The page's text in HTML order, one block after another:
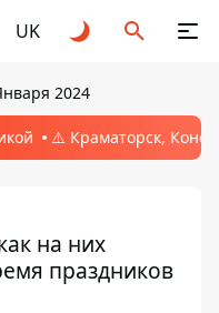
UK
2024
⚠️ Краматорск,
на них
праздников